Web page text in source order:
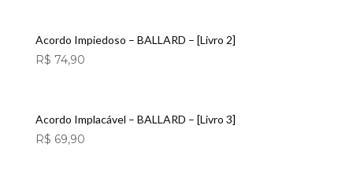
Acordo Impiedoso – BALLARD – [Livro 2]
R$ 74,90
Acordo Implacável – BALLARD – [Livro 3]
R$ 69,90